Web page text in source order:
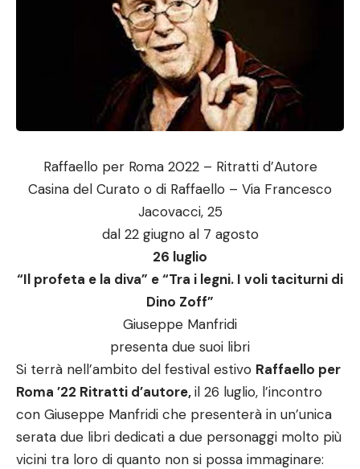
Raffaello per Roma 2022 – Ritratti d’Autore
Casina del Curato o di Raffaello – Via Francesco
Jacovacci, 25
dal 22 giugno al 7 agosto
26 luglio
“Il profeta e la diva” e “Tra i legni. I voli taciturni di
Dino Zoff”
Giuseppe Manfridi
presenta due suoi libri
Si terrà nell’ambito del festival estivo Raffaello per
Roma ’22 Ritratti d’autore,il 26 luglio, l’incontro
con Giuseppe Manfridi che presenterà in un’unica
serata due libri dedicati a due personaggi molto più
vicini tra loro di quanto non si possa immaginare: